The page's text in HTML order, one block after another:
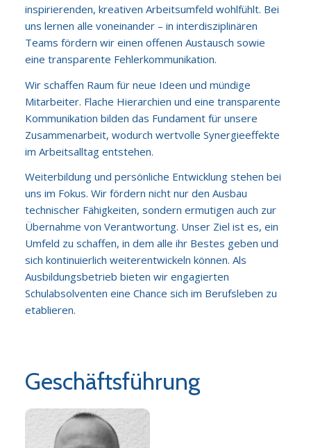
inspirierenden, kreativen Arbeitsumfeld wohlfühlt. Bei
uns lernen alle voneinander – in interdisziplinären
Teams fördern wir einen offenen Austausch sowie
eine transparente Fehlerkommunikation.
Wir schaffen Raum für neue Ideen und mündige
Mitarbeiter. Flache Hierarchien und eine transparente
Kommunikation bilden das Fundament für unsere
Zusammenarbeit, wodurch wertvolle Synergieeffekte
im Arbeitsalltag entstehen.
Weiterbildung und persönliche Entwicklung stehen bei
uns im Fokus. Wir fördern nicht nur den Ausbau
technischer Fähigkeiten, sondern ermutigen auch zur
Übernahme von Verantwortung. Unser Ziel ist es, ein
Umfeld zu schaffen, in dem alle ihr Bestes geben und
sich kontinuierlich weiterentwickeln können. Als
Ausbildungsbetrieb bieten wir engagierten
Schulabsolventen eine Chance sich im Berufsleben zu
etablieren.
Geschäftsführung